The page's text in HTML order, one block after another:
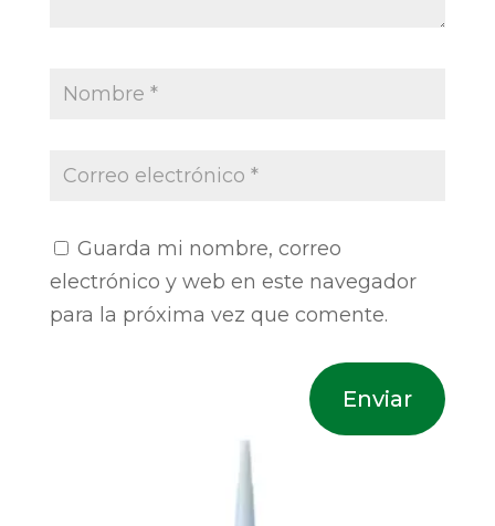
Guarda mi nombre, correo
electrónico y web en este navegador
para la próxima vez que comente.